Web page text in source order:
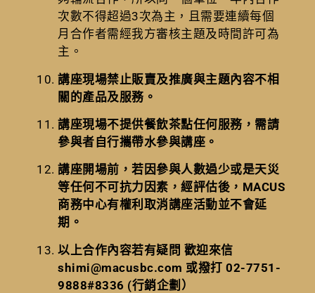
次數不得超過3次為主，且需要連續每個
月合作者需經我方審核主題及時間許可為
主。
講座現場禁止販賣及推廣與主題內容不相
關的產品及服務。
講座現場不提供餐飲茶點任何服務，需請
參與者自行攜帶水參與講座。
講座開場前，若因參與人數過少或是天災
等任何不可抗力因素，經評估後，MACUS
商務中心有權利取消講座活動並不會延
期。
以上合作內容若有疑問 歡迎來信
shimi@macusbc.com 或撥打 02-7751-
9888#8336 (行銷企劃）